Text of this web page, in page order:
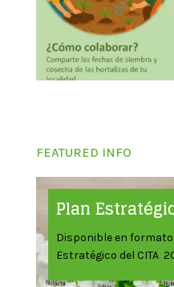
FEATURED INFO
Plan
Disponible en
Estratégico del CITA